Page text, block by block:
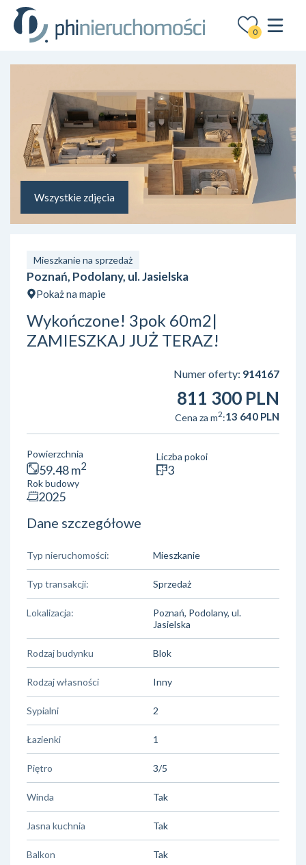
0
Wszystkie zdjęcia
Mieszkanie na sprzedaż
Poznań, Podolany, ul. Jasielska
Pokaż na mapie
Wykończone! 3pok 60m2|
ZAMIESZKAJ JUŻ TERAZ!
Numer oferty: 914167
811 300 PLN
Cena za m2:13 640 PLN
Powierzchnia
59.48 m2
Liczba pokoi
3
Rok budowy
2025
Dane szczegółowe
Typ nieruchomości: Mieszkanie
Typ transakcji: Sprzedaż
Lokalizacja:
Poznań, Podolany, ul.
Jasielska
Rodzaj budynku Blok
Rodzaj własności Inny
Sypialni 2
Łazienki 1
Piętro 3/5
Winda Tak
Jasna kuchnia Tak
Balkon Tak